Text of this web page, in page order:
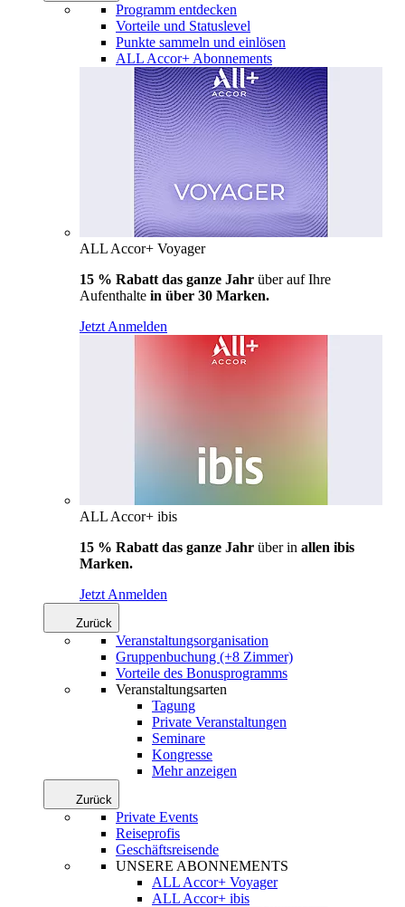
Programm entdecken
Vorteile und Statuslevel
Punkte sammeln und einlösen
ALL Accor+ Abonnements
ALL Accor+ Voyager
15 % Rabatt das ganze Jahr über auf Ihre
Aufenthalte in über 30 Marken.
Jetzt Anmelden
ALL Accor+ ibis
15 % Rabatt das ganze Jahr über in allen ibis
Marken.
Jetzt Anmelden
Zurück
Veranstaltungsorganisation
Gruppenbuchung (+8 Zimmer)
Vorteile des Bonusprogramms
Veranstaltungsarten
Tagung
Private Veranstaltungen
Seminare
Kongresse
Mehr anzeigen
Zurück
Private Events
Reiseprofis
Geschäftsreisende
UNSERE ABONNEMENTS
ALL Accor+ Voyager
ALL Accor+ ibis